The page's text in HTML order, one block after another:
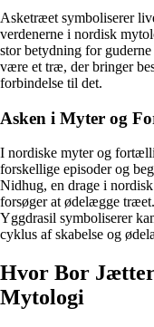
Asketræet symboliserer
verdenerne i nordisk
stor betydning for
være et træ, der bringer
forbindelse til det.
Asken i Myter og
I nordiske myter og
forskellige episoder og
Nidhug, en drage i
forsøger at ødelægge
Yggdrasil symboliserer
cyklus af skabelse og
Hvor Bor
Mytologi